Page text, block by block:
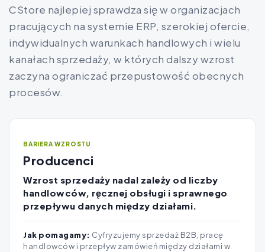
CStore najlepiej sprawdza się w organizacjach
pracujących na systemie ERP, szerokiej ofercie,
indywidualnych warunkach handlowych i wielu
kanałach sprzedaży, w których dalszy wzrost
zaczyna ograniczać przepustowość obecnych
procesów.
BARIERA WZROSTU
Producenci
Wzrost sprzedaży nadal zależy od liczby
handlowców, ręcznej obsługi i sprawnego
przepływu danych między działami.
Jak pomagamy: Cyfryzujemy sprzedaż B2B, pracę
handlowców i przepływ zamówień między działami w